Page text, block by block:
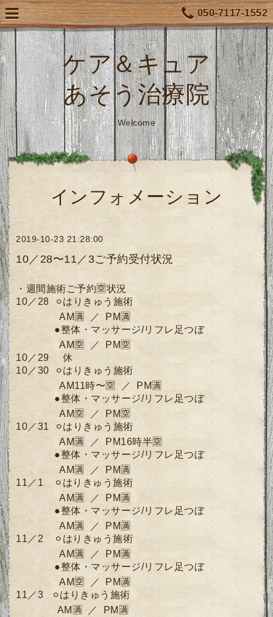
050-7117-1552
ケア＆キュア
あそう治療院
Welcome
インフォメーション
2019-10-23 21:28:00
10／28〜11／3ご予約受付状況
・週間施術ご予約🈳状況
10／28 ⚪︎はりきゅう施術
AM🈵 ／ PM🈵
●整体・マッサージ/リフレ足つぼ
AM🈳 ／ PM🈳
10／29 休
10／30 ⚪︎はりきゅう施術
AM11時〜🈳 ／ PM🈵
●整体・マッサージ/リフレ足つぼ
AM🈳 ／ PM🈳
10／31 ⚪︎はりきゅう施術
AM🈵 ／ PM16時半🈳
●整体・マッサージ/リフレ足つぼ
AM🈵 ／ PM🈵
11／1 ⚪︎はりきゅう施術
AM🈵 ／ PM🈵
●整体・マッサージ/リフレ足つぼ
AM🈵 ／ PM🈵
11／2 ⚪︎はりきゅう施術
AM🈵 ／ PM🈵
●整体・マッサージ/リフレ足つぼ
AM🈳 ／ PM🈵
11／3 ⚪︎はりきゅう施術
AM🈵 ／ PM🈵